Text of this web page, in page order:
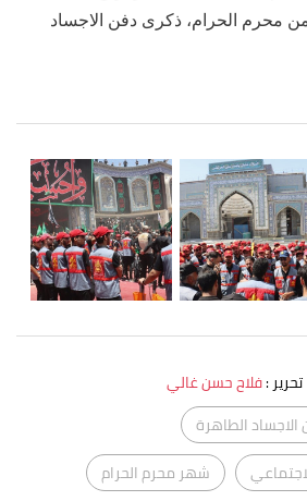
زيارة يوم (13) من محرم الحرام، ذكرى دفن الاجساد
تحرير:فلاح حسن غالي
الطاهرة
شهر محرم الحرام